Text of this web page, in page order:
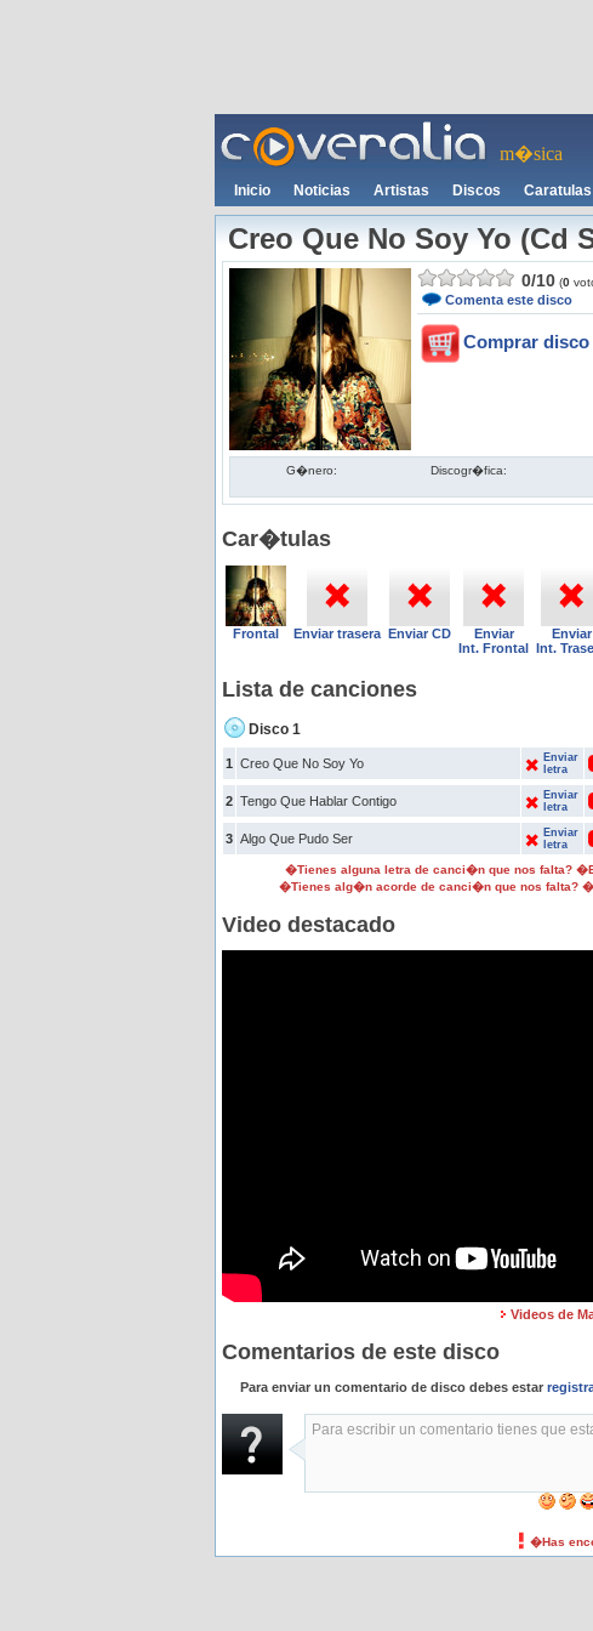
m�sica
Inicio Noticias Artistas Discos Caratulas
Creo Que No Soy Yo (Cd
0/10 (0
Comenta este disco
Comprar disco
G�nero: Discogr�fica:
Car�tulas
Frontal Enviar trasera Enviar CD
Enviar
Int. Frontal
Enviar
Int.
Lista de canciones
Disco 1
1 Creo Que No Soy Yo
Enviar
letra
2 Tengo Que Hablar Contigo
Enviar
letra
3 Algo Que Pudo Ser
Enviar
letra
�Tienes alguna letra de canci�n que nos falta?
�Tienes alg�n acorde de canci�n que nos falta?
Video destacado
Videos de
Comentarios de este disco
Para enviar un comentario de disco debes estar
�Has